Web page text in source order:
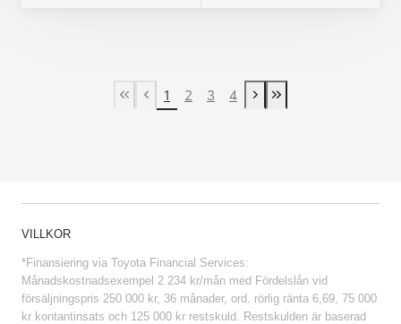
First Page
Previous page
1 2 3 4
Next page
Last Page
VILLKOR
*Finansiering via Toyota Financial Services:
Månadskostnadsexempel 2 234 kr/mån med Fördelslån vid
försäljningspris 250 000 kr, 36 månader, ord. rörlig ränta 6,69, 75 000
kr kontantinsats och 125 000 kr restskuld. Restskulden är baserad